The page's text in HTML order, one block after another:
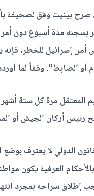
صرح بينيت وفق
بسجنه مدة أسبوع دون
أو الضابط". وفقاً لما
مرة كل ستة
أركان الجيش أو
الدولي لا يعترف
العرفية يكون
إطلاق سراحه بمجرد